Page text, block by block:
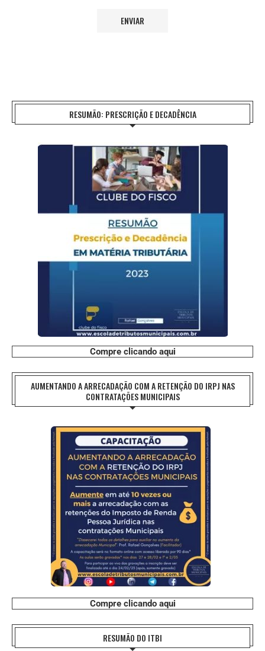
RESUMÃO: PRESCRIÇÃO E DECADÊNCIA
Compre clicando aqui
AUMENTANDO A ARRECADAÇÃO COM A RETENÇÃO DO IRPJ NAS
CONTRATAÇÕES MUNICIPAIS
Compre clicando aqui
RESUMÃO DO ITBI